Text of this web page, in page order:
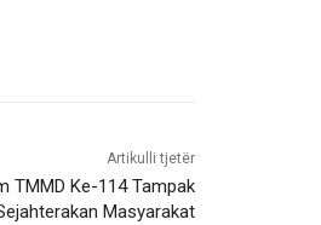
Artikulli tjetër
TMMD Ke-114 Tampak
Masyarakat